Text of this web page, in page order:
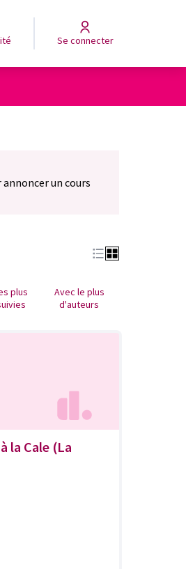
Se connecter
un cours
plus
Avec le plus
d'auteurs
la Cale (La